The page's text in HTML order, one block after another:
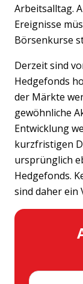
Arbeitsalltag.
Ereignisse
Börsenkurse
Derzeit sind
Hedgefonds
der Märkte
gewöhnliche
Entwicklung
kurzfristigen
ursprünglich
Hedgefonds.
sind daher ein